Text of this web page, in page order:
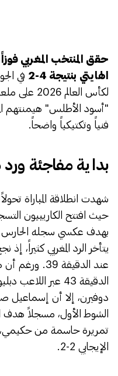
حقق المنتخب المغربي
الهايتي بنتيجة 4-2
في
لكأس
"أسود الأطلس" هيمنتهم
فنياً وتكتيكياً واضحاً.
​بداية مفاجئة
​شهدت انطلاقة المباراة
حيث افتتح الكاريبيون
بهدف عكسي سجله الحارس
يتأخر الرد المغربي كثيراً،
عند الدقيقة
الدقيقة 43 عبر
دوفيرن، إلا أن إسماعيل
تمريرة حاسمة من حكيمي،
الإيجابي 2-2.